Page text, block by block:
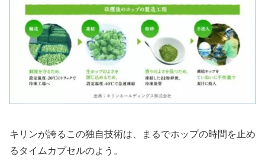
キリンが誇るこの独自技術は、まるでホップの時間を止め
るタイムカプセルのよう。